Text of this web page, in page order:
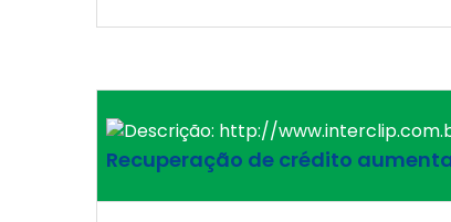
Recuperação de crédito